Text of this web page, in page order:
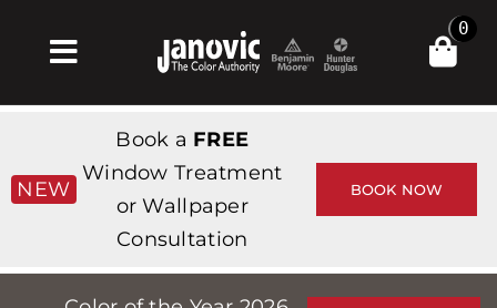
Toggle
Navigation
Products & Services
Κατάστημα
0
NEW
Book a FREE
Window Treatment
or Wallpaper
Consultation
BOOK NOW